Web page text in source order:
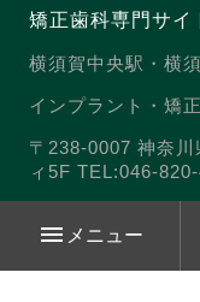
menu メニュー
矯正歯科専門サイ
横須賀中央駅・横
インプラント・矯
〒238-0007 神奈
ィ5F TEL:046-